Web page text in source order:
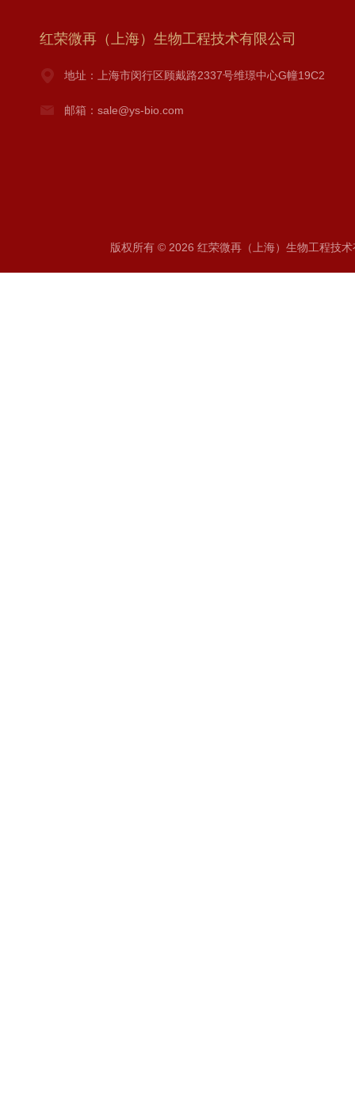
红荣微再（上海）生物工程技术有限公司
地址：上海市闵行区顾戴路2337号维璟中心G幢19C2
邮箱：sale@ys-bio.com
版权所有 © 2026 红荣微再（上海）生物工程技